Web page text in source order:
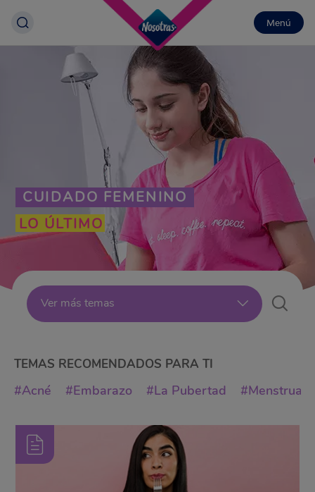
Menú
CUIDADO FEMENINO
LO ÚLTIMO
Ver más temas
Lo Último
Menstruación
Actualidad
Maternidad y
TEMAS RECOMENDADOS PARA TI
#Acné #Embarazo #La Pubertad